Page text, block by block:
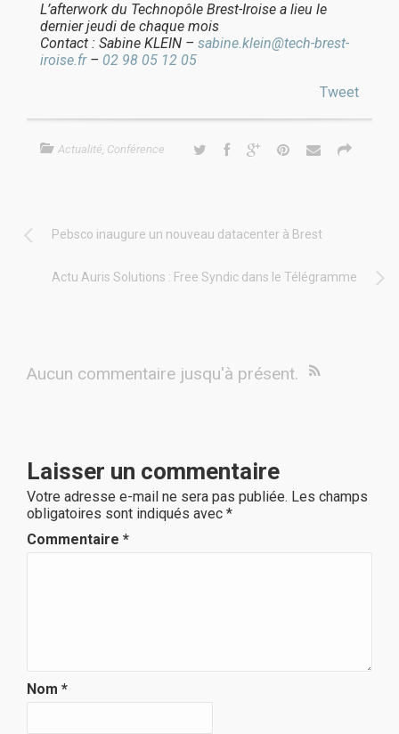
L’afterwork du Technopôle Brest-Iroise a lieu le
dernier jeudi de chaque mois
Contact : Sabine KLEIN – sabine.klein@tech-brest-
iroise.fr– 02 98 05 12 05
Tweet
Actualité, Conférence
Pebsco inaugure un nouveau datacenter à Brest
Actu Auris Solutions : Free Syndic dans le Télégramme
Aucun commentaire jusqu'à présent.
Laisser un commentaire
Votre adresse e-mail ne sera pas publiée. Les champs
obligatoires sont indiqués avec *
Commentaire *
Nom *